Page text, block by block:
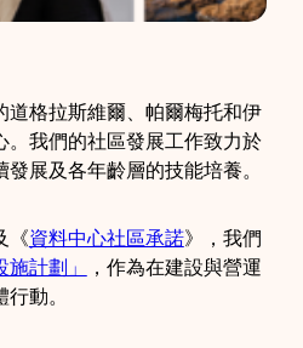
道格拉斯維爾、帕爾梅托和伊
。我們的社區發展工作致力於
展及各年齡層的技能培養。
《資料中心社區承諾》，我們
施計劃」
，作為在建設與營運
動。